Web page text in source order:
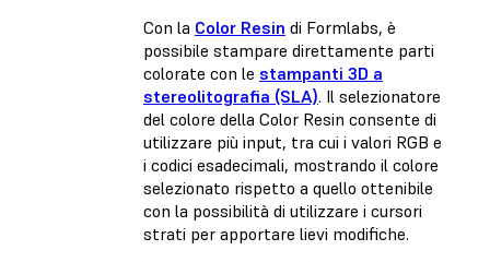
Con la Color Resin di Formlabs, è
possibile stampare direttamente parti
colorate con le stampanti 3D a
stereolitografia (SLA). Il selezionatore
del colore della Color Resin consente di
utilizzare più input, tra cui i valori RGB e
i codici esadecimali, mostrando il colore
selezionato rispetto a quello ottenibile
con la possibilità di utilizzare i cursori
strati per apportare lievi modifiche.